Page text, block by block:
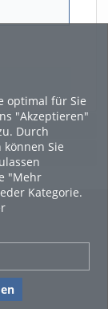
optimal für Sie
"Akzeptieren"
Durch
Sie
"Mehr
Kategorie.